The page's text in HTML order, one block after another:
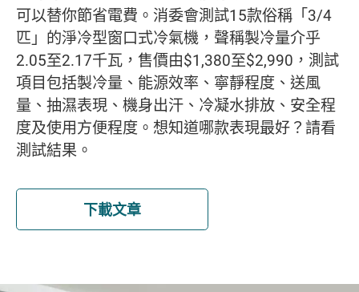
可以替你節省電費。消委會測試15款俗稱「3/4
匹」的淨冷型窗口式冷氣機，聲稱製冷量介乎
2.05至2.17千瓦，售價由$1,380至$2,990，測試
項目包括製冷量、能源效率、寧靜程度、送風
量、抽濕表現、機身出汗、冷凝水排放、安全程
度及使用方便程度。想知道哪款表現最好？請看
測試結果。
下載文章